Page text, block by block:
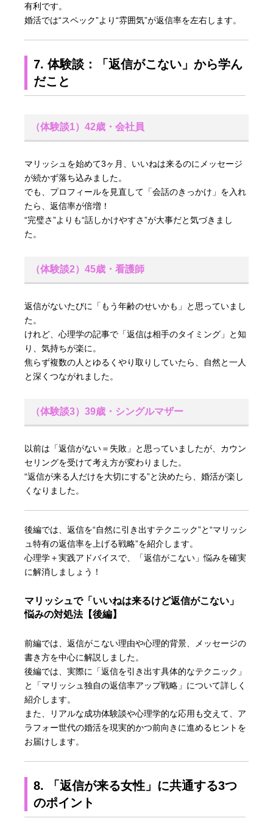
有利です。
婚活では“スペック”より“雰囲気”が返信率を左右します。
7. 体験談：「返信がこない」から学ん
だこと
（体験談1）42歳・会社員
マリッシュを始めて3ヶ月、いいねは来るのにメッセージ
が続かず落ち込みました。
でも、プロフィールを見直して「会話のきっかけ」を入れ
たら、返信率が倍増！
“完璧さ”よりも“話しかけやすさ”が大事だと気づきまし
た。
（体験談2）45歳・看護師
返信がないたびに「もう年齢のせいかも」と思っていまし
た。
けれど、心理学の記事で「返信は相手のタイミング」と知
り、気持ちが楽に。
焦らず複数の人とゆるくやり取りしていたら、自然と一人
と深くつながれました。
（体験談3）39歳・シングルマザー
以前は「返信がない＝失敗」と思っていましたが、カウン
セリングを受けて考え方が変わりました。
“返信が来る人だけを大切にする”と決めたら、婚活が楽し
くなりました。
後編では、返信を“自然に引き出すテクニック”と“マリッシ
ュ特有の返信率を上げる戦略”を紹介します。
心理学＋実践アドバイスで、「返信がこない」悩みを確実
に解消しましょう！
マリッシュで「いいねは来るけど返信がこない」
悩みの対処法【後編】
前編では、返信がこない理由や心理的背景、メッセージの
書き方を中心に解説しました。
後編では、実際に「返信を引き出す具体的なテクニック」
と「マリッシュ独自の返信率アップ戦略」について詳しく
紹介します。
また、リアルな成功体験談や心理学的な応用も交えて、ア
ラフォー世代の婚活を現実的かつ前向きに進めるヒントを
お届けします。
8. 「返信が来る女性」に共通する3つ
のポイント